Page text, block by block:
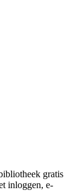
gratis
inloggen, e-